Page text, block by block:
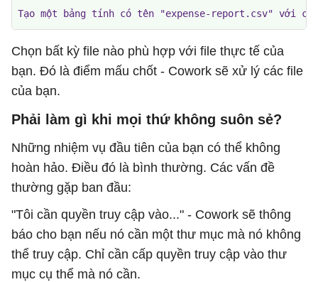
Tạo một bảng tính có tên "expense-report.csv" với
Chọn bất kỳ file nào phù hợp với file thực tế của
bạn. Đó là điểm mấu chốt - Cowork sẽ xử lý các file
của bạn.
Phải làm gì khi mọi thứ không suôn sẻ?
Những nhiệm vụ đầu tiên của bạn có thể không
hoàn hảo. Điều đó là bình thường. Các vấn đề
thường gặp ban đầu:
"Tôi cần quyền truy cập vào..." - Cowork sẽ thông
báo cho bạn nếu nó cần một thư mục mà nó không
thể truy cập. Chỉ cần cấp quyền truy cập vào thư
mục cụ thể mà nó cần.